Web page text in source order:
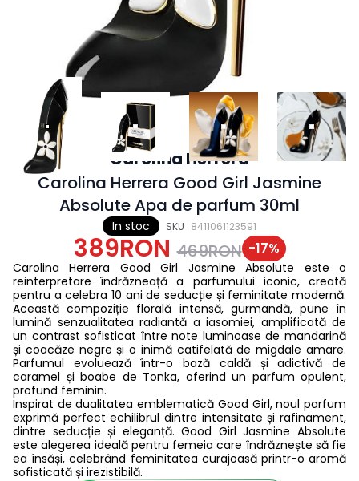
In stoc SKU 8411061123591
Carolina Herrera
Carolina Herrera Good Girl Jasmine
Absolute Apa de parfum 30ml
389RON 469RON -17%
Carolina Herrera Good Girl Jasmine Absolute este o
reinterpretare îndrăzneață a parfumului iconic, creată
pentru a celebra 10 ani de seducție și feminitate modernă.
Această compoziție florală intensă, gurmandă, pune în
lumină senzualitatea radiantă a iasomiei, amplificată de
un contrast sofisticat între note luminoase de mandarină
și coacăze negre și o inimă catifelată de migdale amare.
Parfumul evoluează într-o bază caldă și adictivă de
caramel și boabe de Tonka, oferind un parfum opulent,
profund feminin.
Inspirat de dualitatea emblematică Good Girl, noul parfum
exprimă perfect echilibrul dintre intensitate și rafinament,
dintre seducție și eleganță. Good Girl Jasmine Absolute
este alegerea ideală pentru femeia care îndrăznește să fie
ea însăși, celebrând feminitatea curajoasă printr-o aromă
sofisticată și irezistibilă.